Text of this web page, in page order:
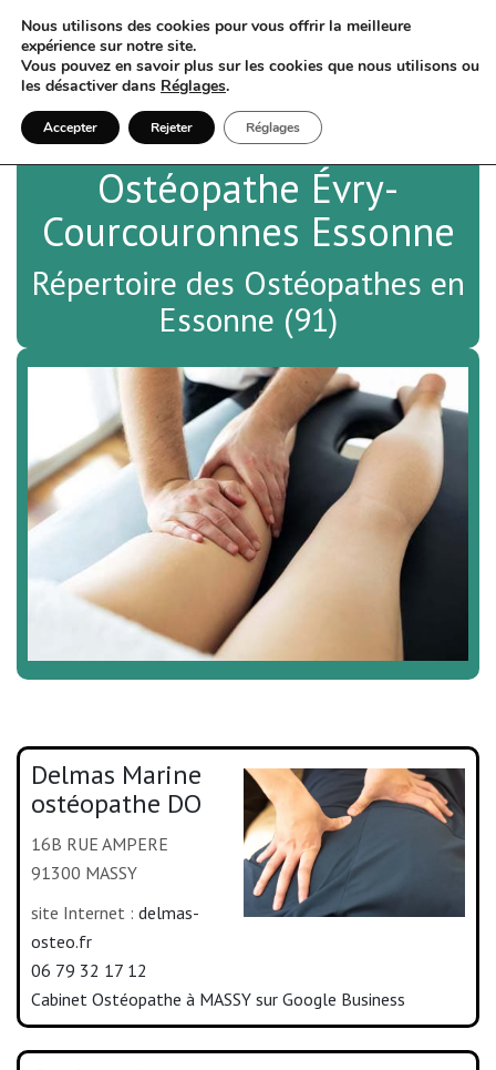
Ostéopathe Évry-
Courcouronnes Essonne
Répertoire des Ostéopathes en
Essonne (91)
Delmas Marine
ostéopathe DO
16B RUE AMPERE
91300 MASSY
site Internet : delmas-
osteo.fr
06 79 32 17 12
Cabinet Ostéopathe à MASSY sur Google Business
Nous utilisons des cookies pour vous offrir la meilleure
expérience sur notre site.
Vous pouvez en savoir plus sur les cookies que nous utilisons ou
les désactiver dans Réglages.
Accepter Rejeter Réglages